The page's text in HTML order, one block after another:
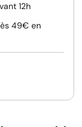
12h
49€ en